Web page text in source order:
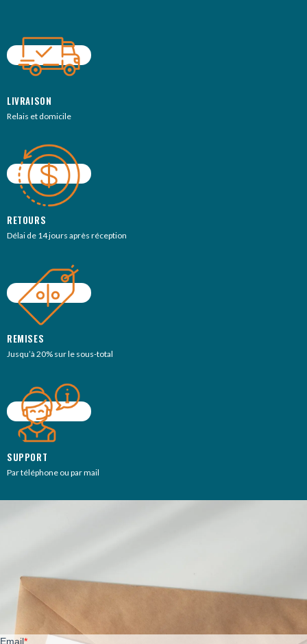
LIVRAISON
Relais et domicile
RETOURS
Délai de 14 jours après réception
REMISES
Jusqu’à 20% sur le sous-total
SUPPORT
Par téléphone ou par mail